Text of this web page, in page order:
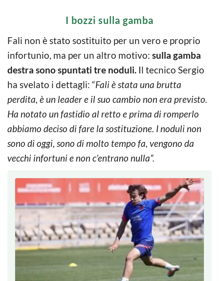
I bozzi sulla gamba
Fali non è stato sostituito per un vero e proprio
infortunio, ma per un altro motivo: sulla gamba
destra sono spuntati tre noduli. Il tecnico Sergio
ha svelato i dettagli: “Fali è stata una brutta
perdita, è un leader e il suo cambio non era previsto.
Ha notato un fastidio al retto e prima di romperlo
abbiamo deciso di fare la sostituzione. I noduli non
sono di oggi, sono di molto tempo fa, vengono da
vecchi infortuni e non c’entrano nulla”.